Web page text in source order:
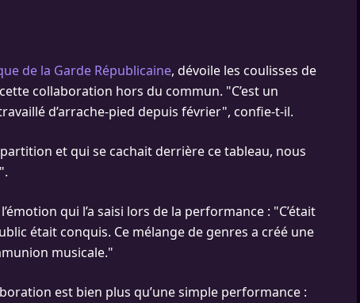
de la Garde Républicaine, dévoile les coulisses de
collaboration hors du commun. "C’est un
d’arrache-pied depuis février", confie-t-il.
et qui se cachait derrière ce tableau, nous
qui l’a saisi lors de la performance : "C’était
était conquis. Ce mélange de genres a créé une
musicale."
est bien plus qu’une simple performance :